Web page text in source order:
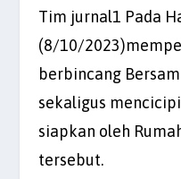
Tim jurnal1 Pada
(8/10/
berbincang
sekaligus
siapkan oleh
tersebut.